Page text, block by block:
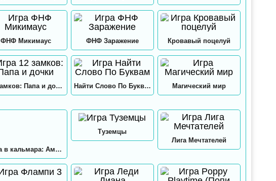
ФНФ Микимаус ФНФ Заражение Кровавый поцелуй
12 замков: Папа и дочки Найти Слово По Буквам Магический мир
Игра в кальмара: Амонг ас
Туземцы
Лига Мечтателей